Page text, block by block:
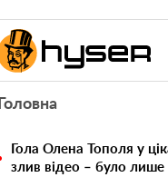
Головна
Гола Олена Тополя у
злив відео – було